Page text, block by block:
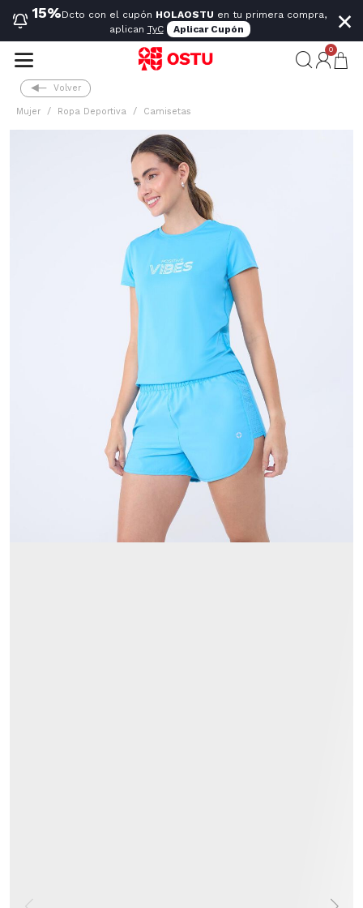
15%Dcto con el cupón HOLAOSTU en tu primera compra,
aplican TyC Aplicar Cupón ×
0
Volver
Mujer Ropa Deportiva Camisetas